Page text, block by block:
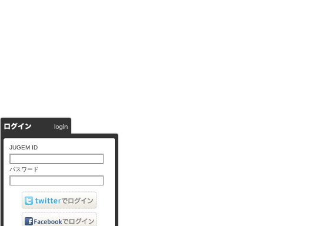
JUGEM ID
パスワード